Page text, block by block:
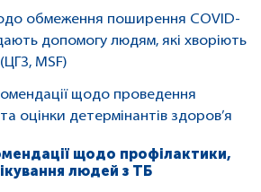
обмеження поширення COVID-
допомогу людям, які хворіють
MSF)
щодо проведення
оцінки детермінантів здоров’я
щодо профілактики,
людей з ТБ